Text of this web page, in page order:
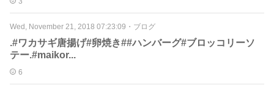
Wed, November 21, 2018 07:23:09 ・ ブログ
.#ワカサギ唐揚げ#卵焼き##ハンバーグ#ブロッコリーソ
テー.#maikor...
6